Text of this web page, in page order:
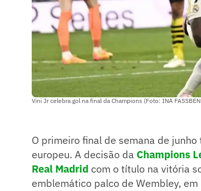
Vini Jr celebra gol na final da Champions (Foto: INA
O primeiro final de semana de
europeu. A decisão da Champions
Real Madrid com o título na vitória
emblemático palco de Wembley,